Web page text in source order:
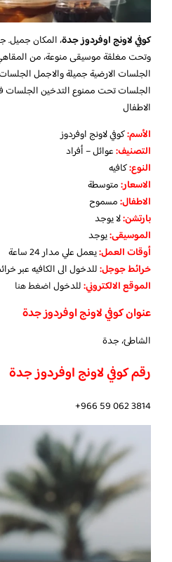
كوفي لاونج اوفردوز جدة، المكان جميل.
وتحت مغلقة موسيقى منوعة، من المقاهي
الجلسات الارضية جميلة والاجمل الجلسات
الجلسات تحت ممنوع التدخين
الاطفال
الأسم:كوفي لاونج اوفردوز
التصنيف:عوائل – أفراد
النوع:كافيه
الاسعار:متوسطة
الاطفال:مسموح
بارتشن:لا يوجد
الموسيقى:يوجد
‏أوقات العمل:يعمل علي مدار 24 ساعة
خرائط جوجل:للدخول الى الكافيه عبر
الموقع الالكتروني:للدخولاضغط هنا
عنوان كوفي لاونج اوفردوز جدة
الشاطئ، جدة
رقم كوفي لاونج اوفردوز جدة